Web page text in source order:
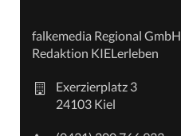
falkemedia Regional GmbH
Redaktion KIELerleben
Exerzierplatz 3
24103 Kiel